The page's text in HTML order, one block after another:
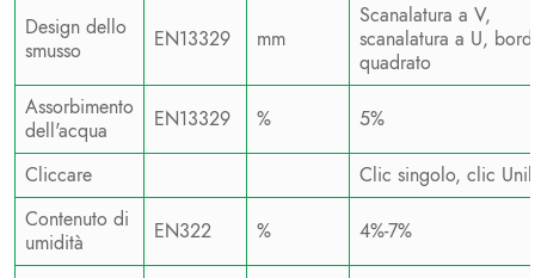
Design dello
smusso
EN13329 mm
Scanalatura a V,
scanalatura a U,
quadrato
Assorbimento
dell'acqua
EN13329 % 5%
Cliccare
Clic singolo, clic
Contenuto di
umidità
EN322 % 4%-7%